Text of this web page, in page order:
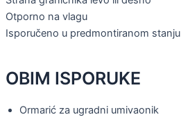
Otporno na vlagu
Isporučeno u predmontiranom stanju
OBIM ISPORUKE
Ormarić za ugradni umivaonik